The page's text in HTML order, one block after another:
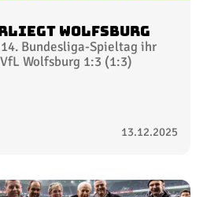
Wolfsburg
Bundesliga-Spieltag ihr
Wolfsburg 1:3 (1:3)
13.12.2025